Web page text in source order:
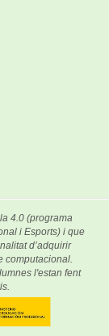
4.0 (programa
i Esports) i que
d’adquirir
computacional.
l'estan fent